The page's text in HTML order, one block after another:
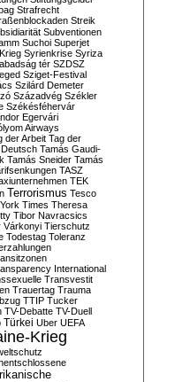
Strafrecht
Streik
Subventionen
Suchoi Superjet
Syrienkrise Syriza
tér SZDSZ
Sziget-Festival
Szilárd Demeter
Századvég Székler
Székésféhervár
Egervári
Airways
der Arbeit Tag der
Tamás Gaudi-
Tamás Sneider Tamás
TASZ
TEK
Terrorismus Tesco
Times Theresa
Tibor Navracsics
Várkonyi Tierschutz
Todestag Toleranz
International
Transvestit
Trauertag Trauma
TTIP Tucker
TV-Debatte TV-Duell
Türkei Uber UEFA
Krieg